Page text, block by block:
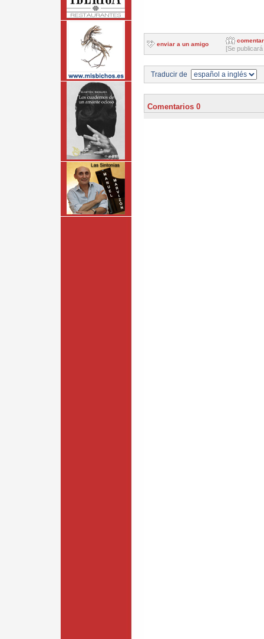
enviar a un amigo
comentar
[Se
Traducir de
Comentarios 0